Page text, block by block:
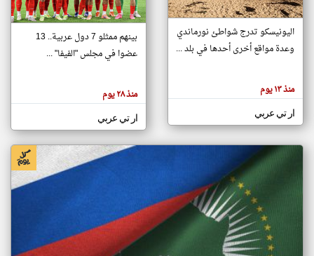
تغيير الدولة
اخبار جزر القمر على مدار الساعة
أهم اخبار جزر القمر العاجلة والمباشرة
هنا عن
وجهة
كاتبيها.
اليونيسكو تدرج شواطئ نورماندي
وعدة مواقع أخرى أحدها في بلد ...
منذ ١٣ يوم
ار تي عربي
بينهم ممثلو 7 دول عربية.. 13
عضوا في مجلس "الفيفا" ...
منذ ٢٨ يوم
ار تي عربي
klyoum.com